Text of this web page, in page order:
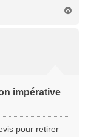
impérative
pour retirer